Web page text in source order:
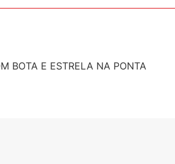
BOTA E ESTRELA NA PONTA